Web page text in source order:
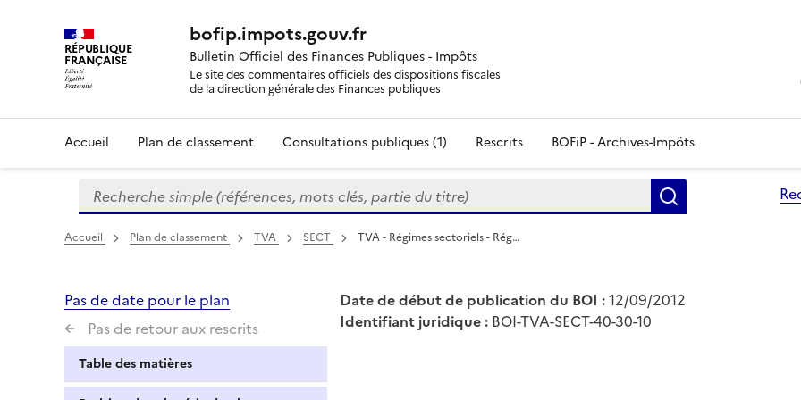
RÉPUBLIQUE
FRANÇAISE
bofip.impots.gouv.fr
Bulletin Officiel des Finances Publiques - Impôts
Le site des commentaires officiels des dispositions fiscales
de la direction générale des Finances publiques
Accueil Plan de classement Consultations publiques (1) Rescrits BOFiP - Archives-Impôts
Formulaire
de
recherche
Recherche simple (références, mots clés, partie du titre)
Accueil Plan de classement TVA SECT TVA - Régimes sectoriels - Rég…
Pas de date pour le plan
Pas de retour aux rescrits
Table des matières
Date de début de publication du BOI :12/09/2012
Identifiant juridique : BOI-TVA-SECT-40-30-10